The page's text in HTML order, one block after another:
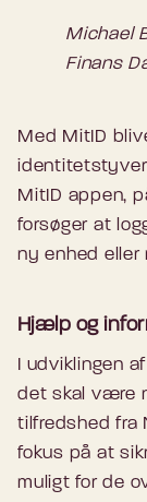
Michael
Finans
Med MitID
MitID appen,
forsøger at
ny enhed eller
Hjælp og
I udviklingen
det skal være
tilfredshed fra
fokus på at
muligt for de